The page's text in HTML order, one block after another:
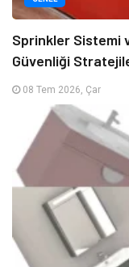
Sprinkler Sistemi
Güvenliği
08 Tem 2026, Çar